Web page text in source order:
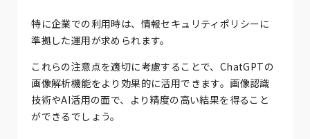
特に企業での利用時は、情報セキュリティポリシーに
準拠した運用が求められます。
これらの注意点を適切に考慮することで、ChatGPTの
画像解析機能をより効果的に活用できます。画像認識
技術やAI活用の面で、より精度の高い結果を得ること
ができるでしょう。